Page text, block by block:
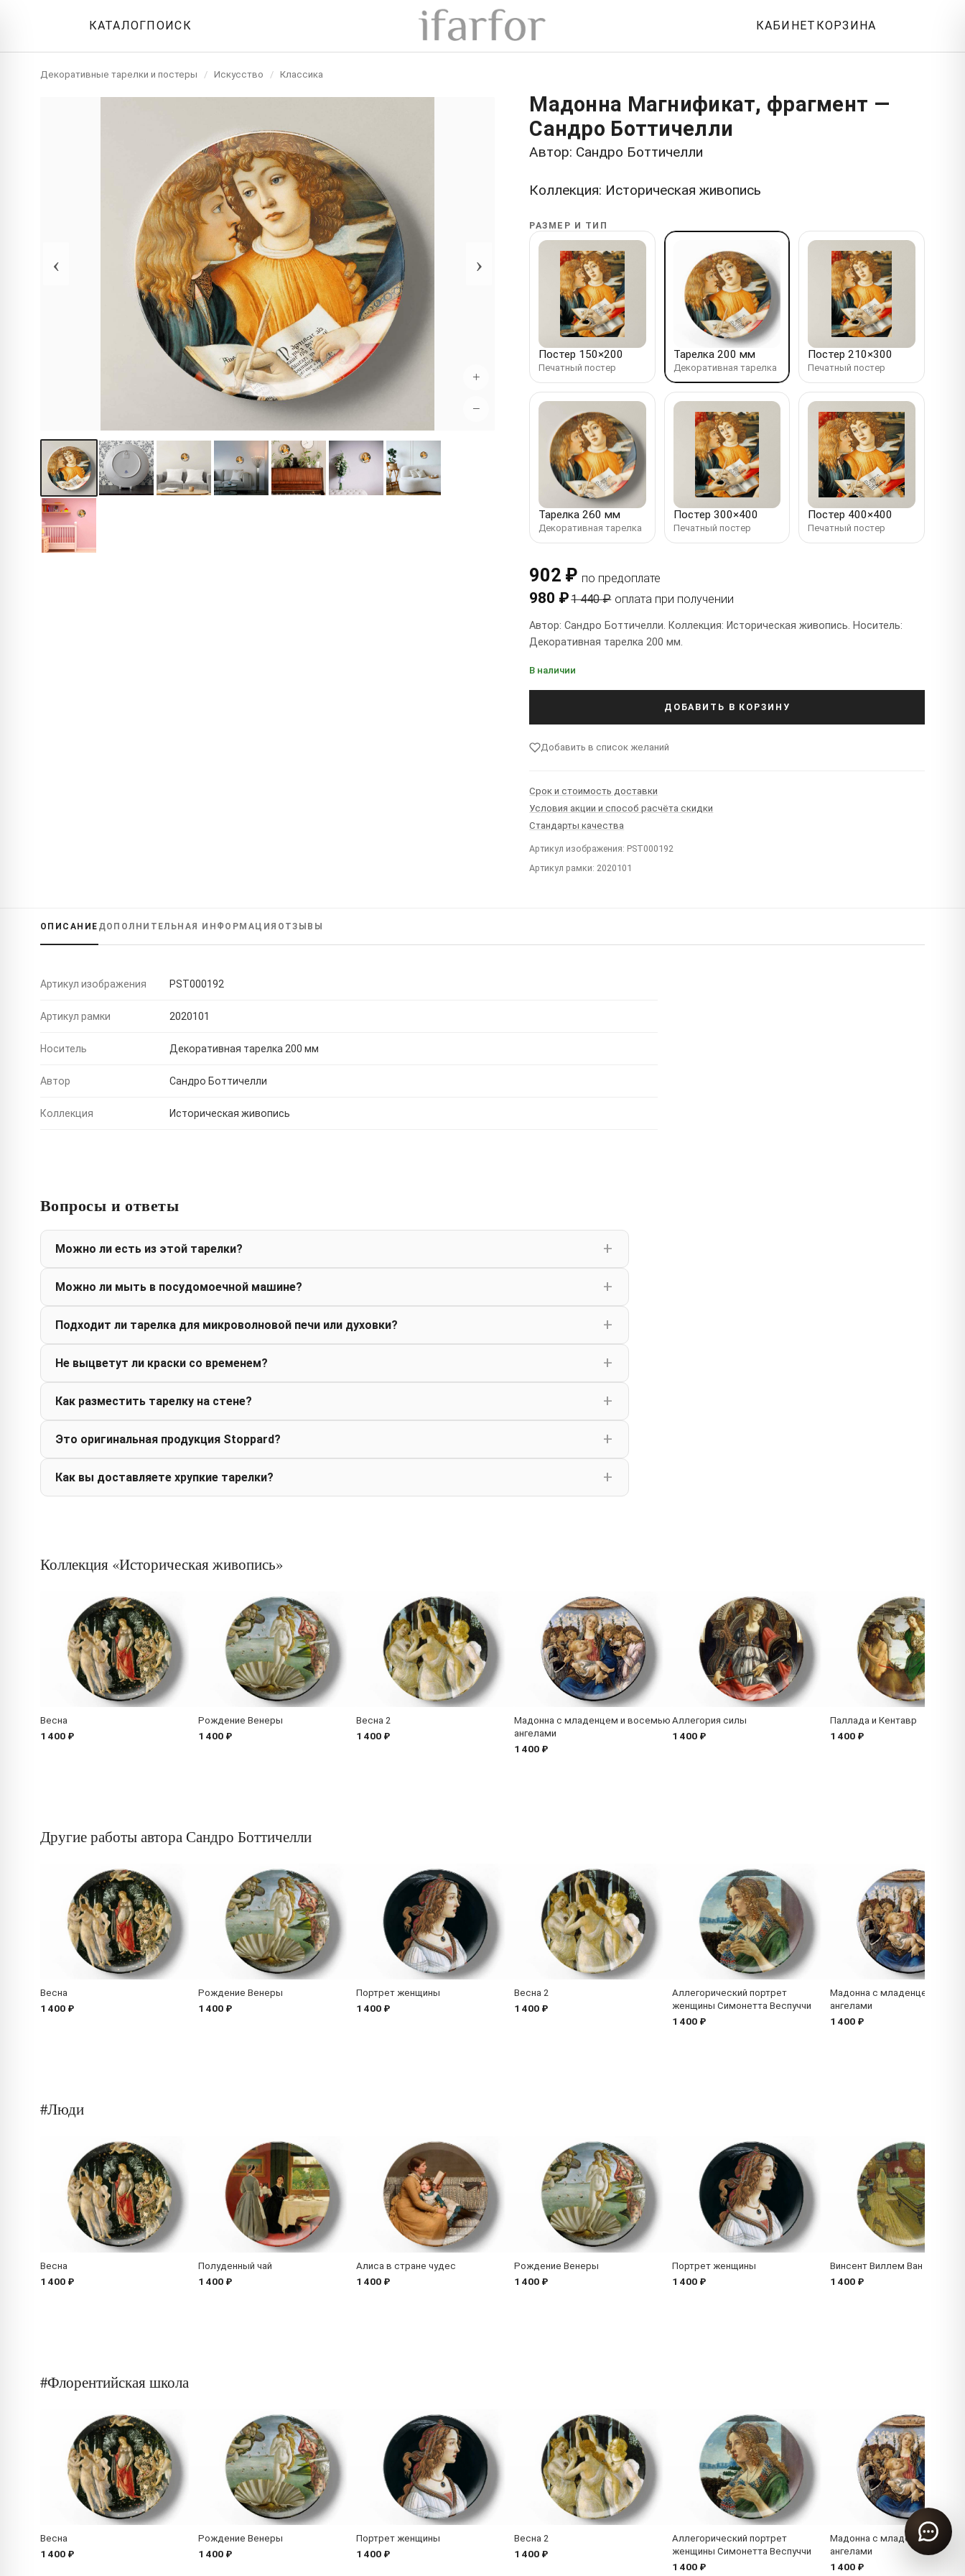
КАТАЛОГПОИСК КАБИНЕТ КОРЗИНА
Декоративные тарелки и постеры / Искусство / Классика
‹ ›
+
−
Мадонна Магнификат, фрагмент —
Сандро Боттичелли
Автор: Сандро Боттичелли
Коллекция: Историческая живопись
РАЗМЕР И ТИП
Постер 150×200
Печатный постер
Тарелка 200 мм
Декоративная тарелка
Постер 210×300
Печатный постер
Тарелка 260 мм
Декоративная тарелка
Постер 300×400
Печатный постер
Постер 400×400
Печатный постер
902 ₽ по предоплате
980 ₽1 440 ₽ оплата при получении
Автор: Сандро Боттичелли. Коллекция: Историческая живопись. Носитель:
Декоративная тарелка 200 мм.
В наличии
ДОБАВИТЬ В КОРЗИНУ
Добавить в список желаний
Срок и стоимость доставки
Условия акции и способ расчёта скидки
Стандарты качества
Артикул изображения: PST000192
Артикул рамки: 2020101
ОПИСАНИЕ ДОПОЛНИТЕЛЬНАЯ ИНФОРМАЦИЯ ОТЗЫВЫ
Артикул изображения PST000192
Артикул рамки 2020101
Носитель Декоративная тарелка 200 мм
Автор Сандро Боттичелли
Коллекция Историческая живопись
Вопросы и ответы
Можно ли есть из этой тарелки?
Можно ли мыть в посудомоечной машине?
Подходит ли тарелка для микроволновой печи или духовки?
Не выцветут ли краски со временем?
Как разместить тарелку на стене?
Это оригинальная продукция Stoppard?
Как вы доставляете хрупкие тарелки?
Коллекция «Историческая живопись»
Весна
1 400 ₽
Рождение Венеры
1 400 ₽
Весна 2
1 400 ₽
Мадонна с младенцем и восемью
ангелами
1 400 ₽
Аллегория силы
1 400 ₽
Паллада и Кентавр
1 400 ₽
Другие работы автора Сандро Боттичелли
Весна
1 400 ₽
Рождение Венеры
1 400 ₽
Портрет женщины
1 400 ₽
Весна 2
1 400 ₽
Аллегорический портрет
женщины Симонетта Веспуччи
1 400 ₽
Мадонна с младенцем и
ангелами
1 400 ₽
#Люди
Весна
1 400 ₽
Полуденный чай
1 400 ₽
Алиса в стране чудес
1 400 ₽
Рождение Венеры
1 400 ₽
Портрет женщины
1 400 ₽
Винсент Виллем Ван Гог
1 400 ₽
#Флорентийская школа
Весна
1 400 ₽
Рождение Венеры
1 400 ₽
Портрет женщины
1 400 ₽
Весна 2
1 400 ₽
Аллегорический портрет
женщины Симонетта Веспуччи
1 400 ₽
Мадонна с младенцем и
ангелами
1 400 ₽